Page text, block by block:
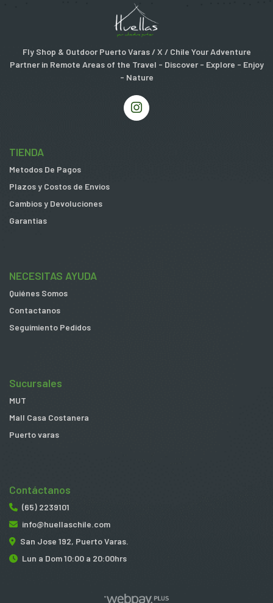
Fly Shop & Outdoor Puerto Varas / X / Chile Your Adventure
Partner in Remote Areas of the Travel - Discover - Explore - Enjoy
- Nature
TIENDA
Metodos De Pagos
Plazos y Costos de Envios
Cambios y Devoluciones
Garantias
NECESITAS AYUDA
Quiénes Somos
Contactanos
Seguimiento Pedidos
Sucursales
MUT
Mall Casa Costanera
Puerto varas
Contáctanos
(65) 2239101
info@huellaschile.com
San Jose 192, Puerto Varas.
Lun a Dom 10:00 a 20:00hrs